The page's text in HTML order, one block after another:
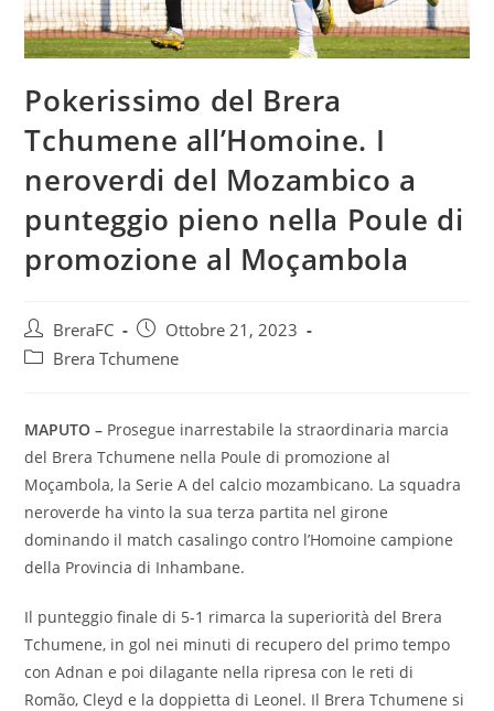
Pokerissimo del Brera
Tchumene all’Homoine. I
neroverdi del Mozambico a
punteggio pieno nella Poule di
promozione al Moçambola
BreraFC
Ottobre 21, 2023
Brera Tchumene
MAPUTO – Prosegue inarrestabile la straordinaria marcia
del Brera Tchumene nella Poule di promozione al
Moçambola, la Serie A del calcio mozambicano. La squadra
neroverde ha vinto la sua terza partita nel girone
dominando il match casalingo contro l’Homoine campione
della Provincia di Inhambane.
Il punteggio finale di 5-1 rimarca la superiorità del Brera
Tchumene, in gol nei minuti di recupero del primo tempo
con Adnan e poi dilagante nella ripresa con le reti di
Romão, Cleyd e la doppietta di Leonel. Il Brera Tchumene si